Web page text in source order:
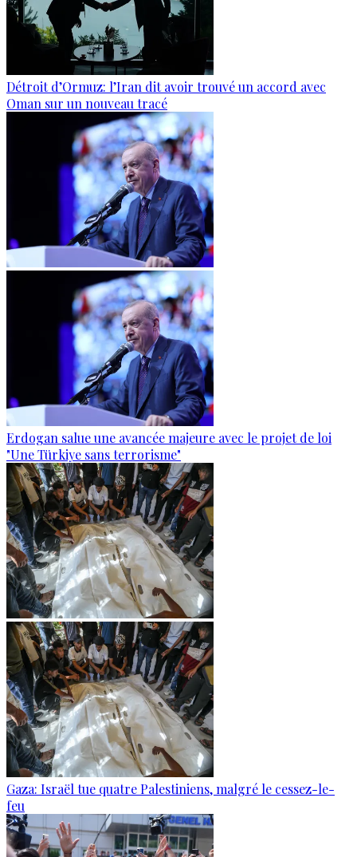
Détroit d’Ormuz: l’Iran dit avoir trouvé un accord avec
Oman sur un nouveau tracé
Erdogan salue une avancée majeure avec le projet de loi
"Une Türkiye sans terrorisme"
Gaza: Israël tue quatre Palestiniens, malgré le cessez-le-
feu